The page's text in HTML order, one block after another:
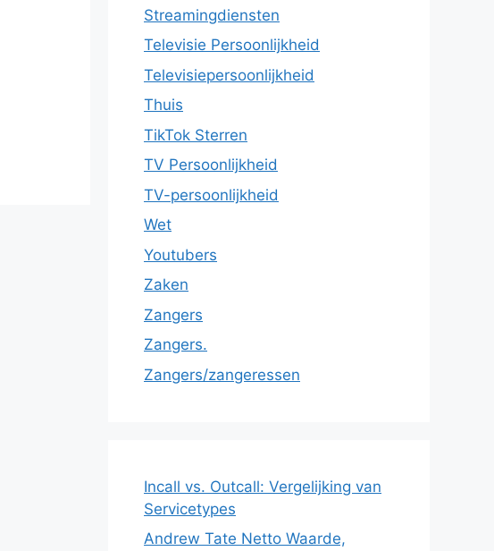
Streamingdiensten
Televisie Persoonlijkheid
Televisiepersoonlijkheid
Thuis
TikTok Sterren
TV Persoonlijkheid
TV-persoonlijkheid
Wet
Youtubers
Zaken
Zangers
Zangers.
Zangers/zangeressen
Incall vs. Outcall: Vergelijking van
Servicetypes
Andrew Tate Netto Waarde,